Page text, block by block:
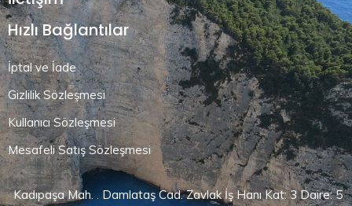
Hızlı Bağlantılar
İptal ve İade
Gizlilik Sözleşmesi
Kullanıcı Sözleşmesi
Mesafeli Satış Sözleşmesi
Kadıpaşa Mah. . Damlataş Cad. Zavlak İş Hanı Kat: 3 Daire: 5